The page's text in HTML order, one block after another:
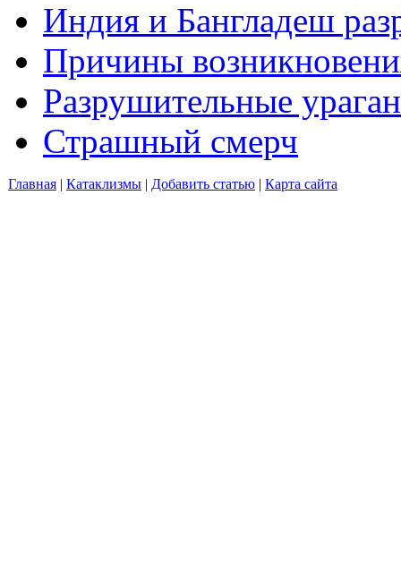
Индия и Бангладеш
Причины
Разрушительные
Страшный смерч
Главная | Катаклизмы | Добавить статью | Карта сайта